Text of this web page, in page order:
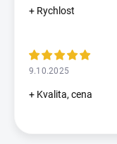
+ Rychlost
9.10.2025
+ Kvalita, cena